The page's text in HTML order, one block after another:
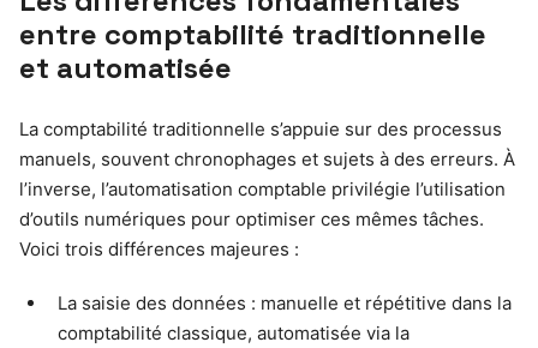
entre comptabilité traditionnelle
et automatisée
La comptabilité traditionnelle s’appuie sur des processus
manuels, souvent chronophages et sujets à des erreurs. À
l’inverse, l’automatisation comptable privilégie l’utilisation
d’outils numériques pour optimiser ces mêmes tâches.
Voici trois différences majeures :
La saisie des données : manuelle et répétitive dans la
comptabilité classique, automatisée via la